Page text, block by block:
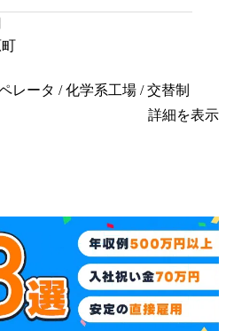
レータ / 化学系工場 / 交替制
詳細を表示